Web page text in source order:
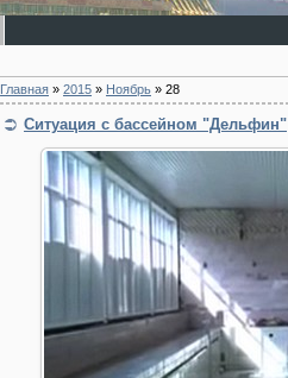
Главная » 2015 » Ноябрь » 28
Ситуация с бассейном "Дельфин"